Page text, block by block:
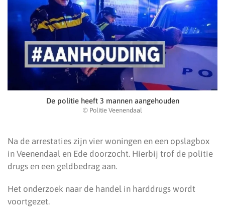
De politie heeft 3 mannen aangehouden
© Politie Veenendaal
Na de arrestaties zijn vier woningen en een opslagbox
in Veenendaal en Ede doorzocht. Hierbij trof de politie
drugs en een geldbedrag aan.
Het onderzoek naar de handel in harddrugs wordt
voortgezet.